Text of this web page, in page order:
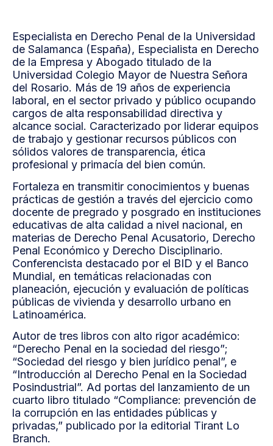
Especialista en Derecho Penal de la Universidad
de Salamanca (España), Especialista en Derecho
de la Empresa y Abogado titulado de la
Universidad Colegio Mayor de Nuestra Señora
del Rosario. Más de 19 años de experiencia
laboral, en el sector privado y público ocupando
cargos de alta responsabilidad directiva y
alcance social. Caracterizado por liderar equipos
de trabajo y gestionar recursos públicos con
sólidos valores de transparencia, ética
profesional y primacía del bien común.
Fortaleza en transmitir conocimientos y buenas
prácticas de gestión a través del ejercicio como
docente de pregrado y posgrado en instituciones
educativas de alta calidad a nivel nacional, en
materias de Derecho Penal Acusatorio, Derecho
Penal Económico y Derecho Disciplinario.
Conferencista destacado por el BID y el Banco
Mundial, en temáticas relacionadas con
planeación, ejecución y evaluación de políticas
públicas de vivienda y desarrollo urbano en
Latinoamérica.
Autor de tres libros con alto rigor académico:
“Derecho Penal en la sociedad del riesgo”;
“Sociedad del riesgo y bien jurídico penal”, e
“Introducción al Derecho Penal en la Sociedad
Posindustrial”. Ad portas del lanzamiento de un
cuarto libro titulado “Compliance: prevención de
la corrupción en las entidades públicas y
privadas,” publicado por la editorial Tirant Lo
Branch.